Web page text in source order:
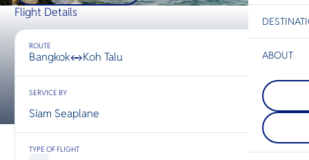
Bangkok Hua Hin Scenic Charter
เกาะหลีเ
ใกล้ชาย
เป็นส่วน
เกาะตะรุ
เล็กๆ แล
ประจวบ
อีกหนึ่งจั
หลีกหนีจ
แออัด —
ABOUT
Flight Details
ROUTE
Bangkok↔Koh Talu
SERVICE BY
Siam Seaplane
TYPE OF FLIGHT